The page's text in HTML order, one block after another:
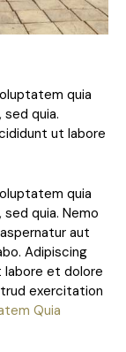
quia
quia.
ut labore
quia
quia. Nemo
aut
Adipiscing
et dolore
exercitation
Quia